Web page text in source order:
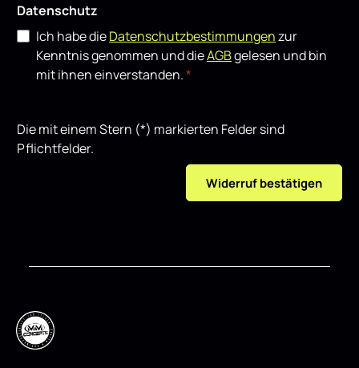
Datenschutz
Ich habe dieDatenschutzbestimmungenzur
Kenntnis genommen und dieAGBgelesen und bin
mit ihnen einverstanden.*
Die mit einem Stern (*) markierten Felder sind
Pflichtfelder.
Widerruf bestätigen